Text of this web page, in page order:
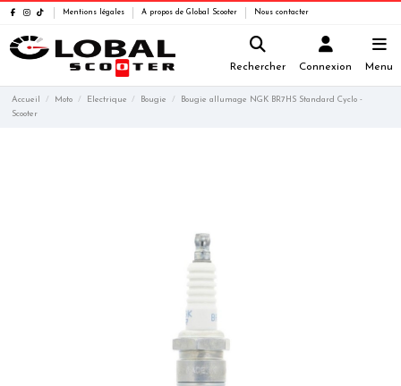
Mentions légales A propos de Global Scooter Nous contacter
Rechercher Connexion Menu
Accueil Moto Electrique Bougie
Bougie allumage NGK BR7HS Standard Cyclo -
Scooter